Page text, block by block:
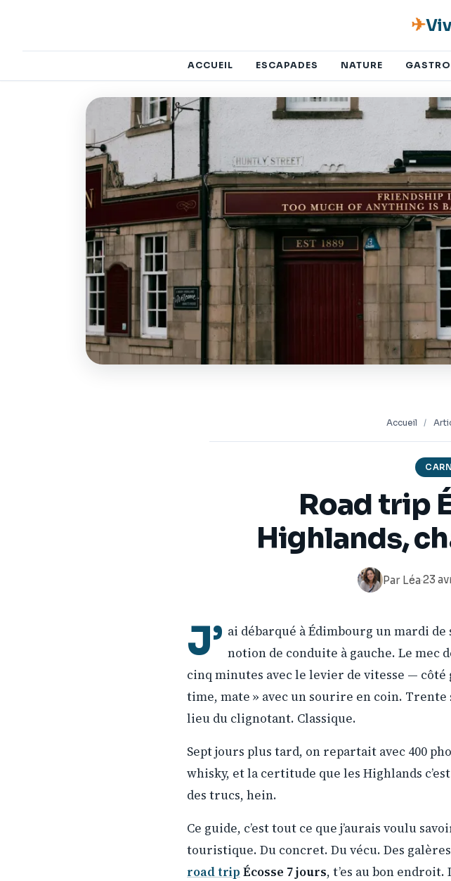
✈
ACCUEIL ESCAPADES NATURE
Accueil /
Road trip
Highlands,
Par Léa·23
J’ ai débarqué à Édimbourg un mardi
notion de conduite à gauche. Le mec
cinq minutes avec le levier de vitesse —
time, mate » avec un sourire en coin. Trente
lieu du clignotant. Classique.
Sept jours plus tard, on repartait avec 400
whisky, et la certitude que les Highlands
des trucs, hein.
Ce guide, c’est tout ce que j’aurais voulu
touristique. Du concret. Du vécu. Des
road trip Écosse 7 jours, t’es au bon